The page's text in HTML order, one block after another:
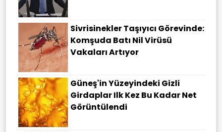
Sivrisinekler Taşıyıcı Görevinde:
Komşuda Batı Nil Virüsü
Vakaları Artıyor
Güneş'in Yüzeyindeki Gizli
Girdaplar Ilk Kez Bu Kadar Net
Görüntülendi